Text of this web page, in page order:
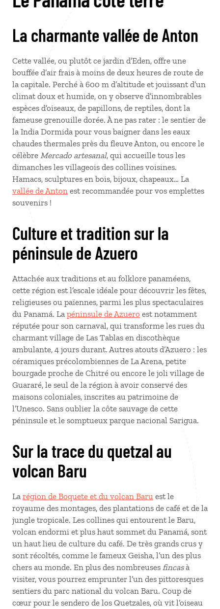
La charmante vallée de Anton
Cette vallée, ou plutôt ce jardin d’Eden, offre une
bouffée d’air frais à moins de deux heures de route de
la capitale. Perché à 600 m d’altitude et jouissant d’un
climat doux et humide, on y observe d’innombrables
espèces d’oiseaux, de papillons, de reptiles, dont la
fameuse grenouille dorée. À ne pas rater : le sentier de
la India Dormida pour vous baigner dans les eaux
chaudes thermales près du fleuve Anton, ou encore le
célèbre Mercado artesanal, qui accueille tous les
dimanches les villageois des collines voisines.
Hamacs, sculptures en bois, bijoux, chapeaux… La
vallée de Anton est recommandée pour vos emplettes
souvenirs !
Culture et tradition sur la
péninsule de Azuero
Attachée aux traditions et au folklore panaméens,
cette région est l’escale idéale pour découvrir les fêtes,
religieuses ou païennes, parmi les plus spectaculaires
du Panamá. La péninsule de Azuero est notamment
réputée pour son carnaval, qui transforme les rues du
charmant village de Las Tablas en discothèque
ambulante, 4 jours durant. Autres atouts d’Azuero : les
céramiques précolombiennes de La Arena, petite
bourgade proche de Chitré ou encore le joli village de
Guararé, le seul de la région à avoir conservé des
maisons coloniales, inscrites au patrimoine de
l’Unesco. Sans oublier la côte sauvage de cette
péninsule et le somptueux parque nacional Sarigua.
Sur la trace du quetzal au
volcan Baru
La région de Boquete et du volcan Baru est le
royaume des montages, des plantations de café et de la
jungle tropicale. Les collines qui entourent le Baru,
volcan endormi et plus haut sommet du Panamá, sont
un haut lieu de culture du café. De très grands crus y
sont récoltés, comme le fameux Geisha, l’un des plus
chers au monde. En plus des nombreuses fincasà
visiter, vous pourrez emprunter l’un des pittoresques
sentiers du parc national du volcan Baru. Coup de
cœur pour le sendero de los Quetzales, où vit l’oiseau